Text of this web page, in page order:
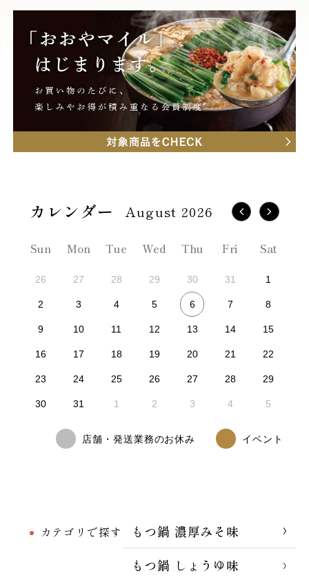
カテゴリで探す
もつ鍋 濃厚みそ味
もつ鍋 しょうゆ味
August 2026
Sun Mon Tue Wed Thu Fri Sat
26 27 28 29 30 31 1
2 3 4 5 6 7 8
9 10 11 12 13 14 15
16 17 18 19 20 21 22
23 24 25 26 27 28 29
30 31 1 2 3 4 5
店舗・発送業務のお休み イベント